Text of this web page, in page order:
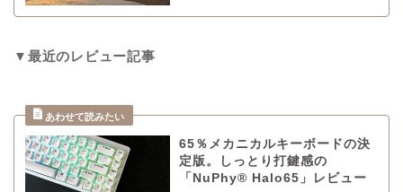
▼最近のレビュー記事
65％メカニカルキーボードの決
定版。しっとり打鍵感の
「NuPhy® Halo65」レビュー